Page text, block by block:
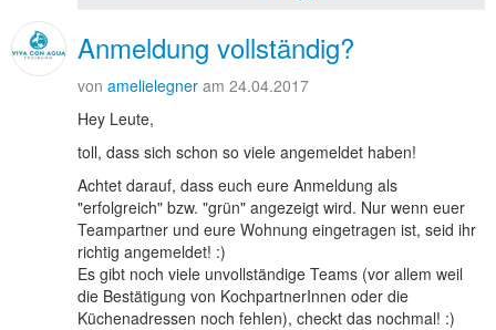
Anmeldung vollständig?
von amelielegner am 24.04.2017
Hey Leute,
toll, dass sich schon so viele angemeldet haben!
Achtet darauf, dass euch eure Anmeldung als
"erfolgreich" bzw. "grün" angezeigt wird. Nur wenn euer
Teampartner und eure Wohnung eingetragen ist, seid ihr
richtig angemeldet! :)
Es gibt noch viele unvollständige Teams (vor allem weil
die Bestätigung von KochpartnerInnen oder die
Küchenadressen noch fehlen), checkt das nochmal! :)